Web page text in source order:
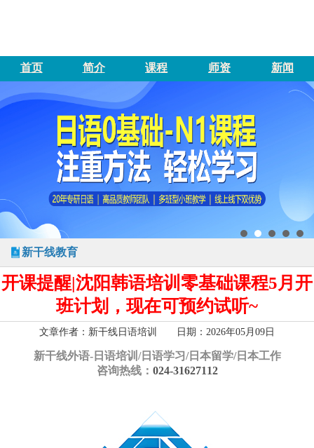
首页 简介 课程 师资 新闻
新干线教育
开课提醒|沈阳韩语培训零基础课程5月开
班计划，现在可预约试听~
文章作者：新干线日语培训 日期：2026年05月09日
新干线外语-日语培训/日语学习/日本留学/日本工作
咨询热线： 024-31627112